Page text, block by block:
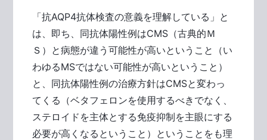
「抗AQP4抗体検査の意義を理解している」と
は、即ち、同抗体陽性例はCMS（古典的Ｍ
Ｓ）と病態が違う可能性が高いということ（い
わゆるMSではない可能性が高いということ）
と、同抗体陽性例の治療方針はCMSと変わっ
てくる（ベタフェロンを使用するべきでなく、
ステロイドを主体とする免疫抑制を主眼にする
必要が高くなるということ）ということをも理